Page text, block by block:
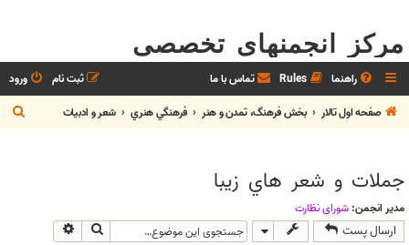
مرکز انجمنهای تخصصی
راهنما Rules تماس با ما ورود
ثبت نام
صفحه اول تالار
بخش فرهنگ، تمدن و هنر فرهنگي هنري شعر و ادبيات
ج
س
جملات و شعر هاي زيبا
مدیر انجمن: شوراي نظارت
ارسال پست جستجو